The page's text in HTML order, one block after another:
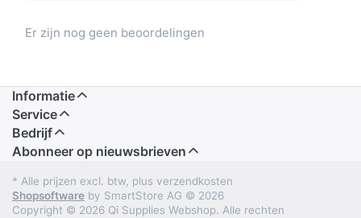
Er zijn nog geen beoordelingen
Informatie
Service
Bedrijf
Abonneer op nieuwsbrieven
* Alle prijzen excl. btw, plus verzendkosten
Shopsoftware by SmartStore AG © 2026
Copyright © 2026 Qi Supplies Webshop. Alle rechten